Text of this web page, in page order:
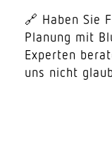
🔗 Haben Sie
Planung mit
Experten
uns nicht